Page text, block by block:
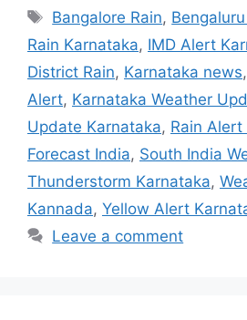
Tags
Bangalore Rain,
Rain Karnataka, IMD Alert
District Rain, Karnataka news,
Alert, Karnataka Weather
Update Karnataka, Rain Alert
Forecast India, South India
Thunderstorm Karnataka,
Kannada, Yellow Alert
Leave a comment